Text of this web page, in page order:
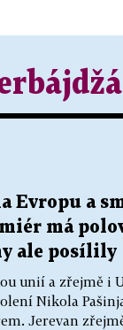
Evropu a
má
ale posílily
unií a zřejmě i
Nikola
Jerevan